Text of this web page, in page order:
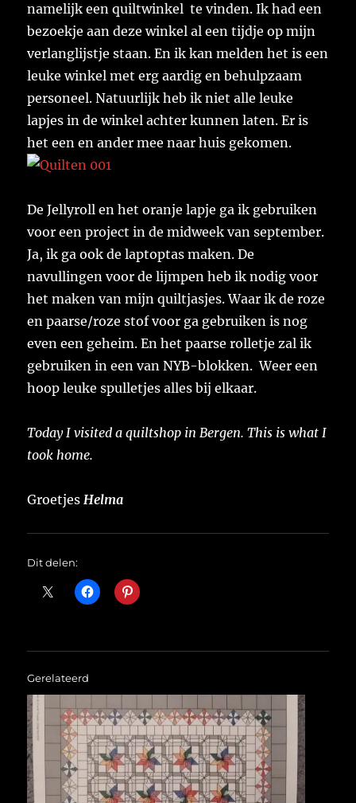
namelijk een quiltwinkel te vinden. Ik had een
bezoekje aan deze winkel al een tijdje op mijn
verlanglijstje staan. En ik kan melden het is een
leuke winkel met erg aardig en behulpzaam
personeel. Natuurlijk heb ik niet alle leuke
lapjes in de winkel achter kunnen laten. Er is
het een en ander mee naar huis gekomen.
De Jellyroll en het oranje lapje ga ik gebruiken
voor een project in de midweek van september.
Ja, ik ga ook de laptoptas maken. De
navullingen voor de lijmpen heb ik nodig voor
het maken van mijn quiltjasjes. Waar ik de roze
en paarse/roze stof voor ga gebruiken is nog
even een geheim. En het paarse rolletje zal ik
gebruiken in een van NYB-blokken. Weer een
hoop leuke spulletjes alles bij elkaar.
Today I visited a quiltshop in Bergen. This is what I
took home.
GroetjesHelma
Dit delen:
Gerelateerd